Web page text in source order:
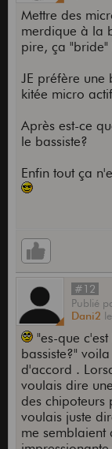
Mettre des
merdique à la
pire, ça "bride"
JE préfère une
kitée micro actif
Après est-ce
le bassiste?
Enfin tout ça
#12
Publié
Dani2 le
"es-que
bassiste?"
d'accord .
voulais dire
des
voulais juste
me semblaient